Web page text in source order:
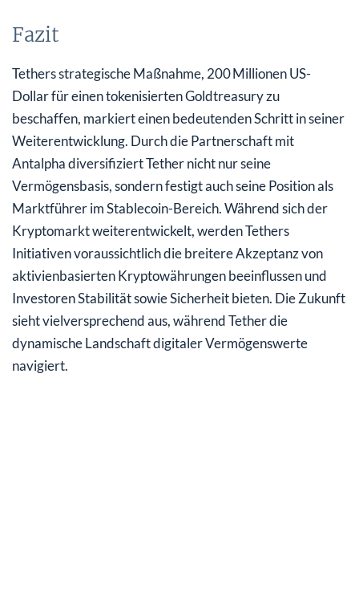
Fazit
Tethers strategische Maßnahme, 200 Millionen US-
Dollar für einen tokenisierten Goldtreasury zu
beschaffen, markiert einen bedeutenden Schritt in seiner
Weiterentwicklung. Durch die Partnerschaft mit
Antalpha diversifiziert Tether nicht nur seine
Vermögensbasis, sondern festigt auch seine Position als
Marktführer im Stablecoin-Bereich. Während sich der
Kryptomarkt weiterentwickelt, werden Tethers
Initiativen voraussichtlich die breitere Akzeptanz von
aktivienbasierten Kryptowährungen beeinflussen und
Investoren Stabilität sowie Sicherheit bieten. Die Zukunft
sieht vielversprechend aus, während Tether die
dynamische Landschaft digitaler Vermögenswerte
navigiert.